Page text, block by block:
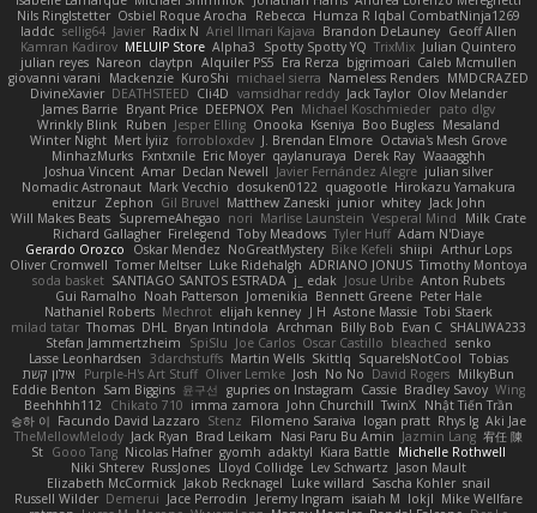
Nils Ringlstetter Osbiel Roque Arocha Rebecca Humza R Iqbal CombatNinja1269
laddc sellig64 Javier Radix N Ariel Ilmari Kajava Brandon DeLauney Geoff Allen
Kamran Kadirov MELUIP Store Alpha3 Spotty Spotty YQ TrixMix Julian Quintero
julian reyes Nareon claytpn Alquiler PS5 Era Rerza bjgrimoari Caleb Mcmullen
giovanni varani
Mackenzie KuroShi michael sierra Nameless Renders MMDCRAZED
DivineXavier DEATHSTEED Cli4D vamsidhar reddy Jack Taylor Olov Melander
James Barrie Bryant Price DEEPNOX Pen Michael Koschmieder pato dlgv
Wrinkly Blink Ruben Jesper Elling Onooka Kseniya Boo Bugless Mesaland
Winter Night Mert İyiiz forrobloxdev J. Brendan Elmore Octavia's Mesh Grove
MinhazMurks Fxntxnile Eric Moyer qaylanuraya Derek Ray Waaagghh
Joshua Vincent Amar Declan Newell Javier Fernández Alegre julian silver
Nomadic Astronaut Mark Vecchio dosuken0122 quagootle Hirokazu Yamakura
enitzur Zephon Gil Bruvel Matthew Zaneski junior whitey Jack John
Will Makes Beats SupremeAhegao nori Marlise Launstein Vesperal Mind
Milk Crate
Richard Gallagher Firelegend Toby Meadows Tyler Huff Adam N'Diaye
Gerardo Orozco
Oskar Mendez NoGreatMystery Bike Kefeli shiipi Arthur Lops
Oliver Cromwell Tomer Meltser Luke Ridehalgh ADRIANO JONUS Timothy Montoya
soda basket SANTIAGO SANTOS ESTRADA j_ edak Josue Uribe Anton Rubets
Gui Ramalho Noah Patterson Jomenikia Bennett Greene Peter Hale
Nathaniel Roberts Mechrot elijah kenney J H Astone Massie Tobi Staerk
milad tatar Thomas DHL Bryan Intindola Archman Billy Bob Evan C SHALIWA233
Stefan Jammertzheim
SpiSlu Joe Carlos Oscar Castillo bleached senko
Lasse Leonhardsen 3darchstuffs Martin Wells Skittlq SquareIsNotCool Tobias
אילון קשת
Purple-H's Art Stuff Oliver Lemke Josh No No David Rogers MilkyBun
Eddie Benton Sam Biggins 윤구선 gupries on Instagram Cassie Bradley Savoy Wing
Beehhhh112 Chikato 710 imma zamora John Churchill TwinX Nhật Tiến Trần
승하 이 Facundo David Lazzaro Stenz Filomeno Saraiva logan pratt Rhys lg Aki Jae
TheMellowMelody Jack Ryan Brad Leikam Nasi Paru Bu Amin Jazmin Lang 宥任 陳
St Gooo Tang Nicolas Hafner gyomh adaktyl Kiara Battle Michelle Rothwell
Niki Shterev RussJones Lloyd Collidge Lev Schwartz Jason Mault
Elizabeth McCormick Jakob Recknagel Luke willard Sascha Kohler snail
Russell Wilder Demerui Jace Perrodin Jeremy Ingram isaiah M lokjl Mike Wellfare